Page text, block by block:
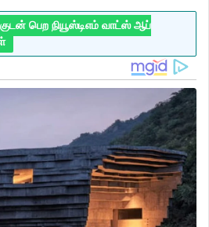
பெற நியூஸ்டிஎம் வாட்ஸ் ஆப்